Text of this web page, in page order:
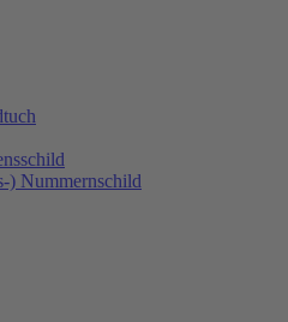
) Nummernschild